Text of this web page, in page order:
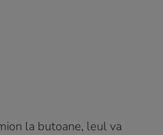
la butoane, leul va